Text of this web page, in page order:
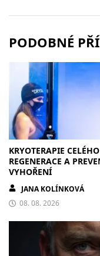
PODOBNÉ
KRYOTERAPIE
REGENERACE A
VYHOŘENÍ
JANA KOLÍNKOVÁ
08. 08. 2026